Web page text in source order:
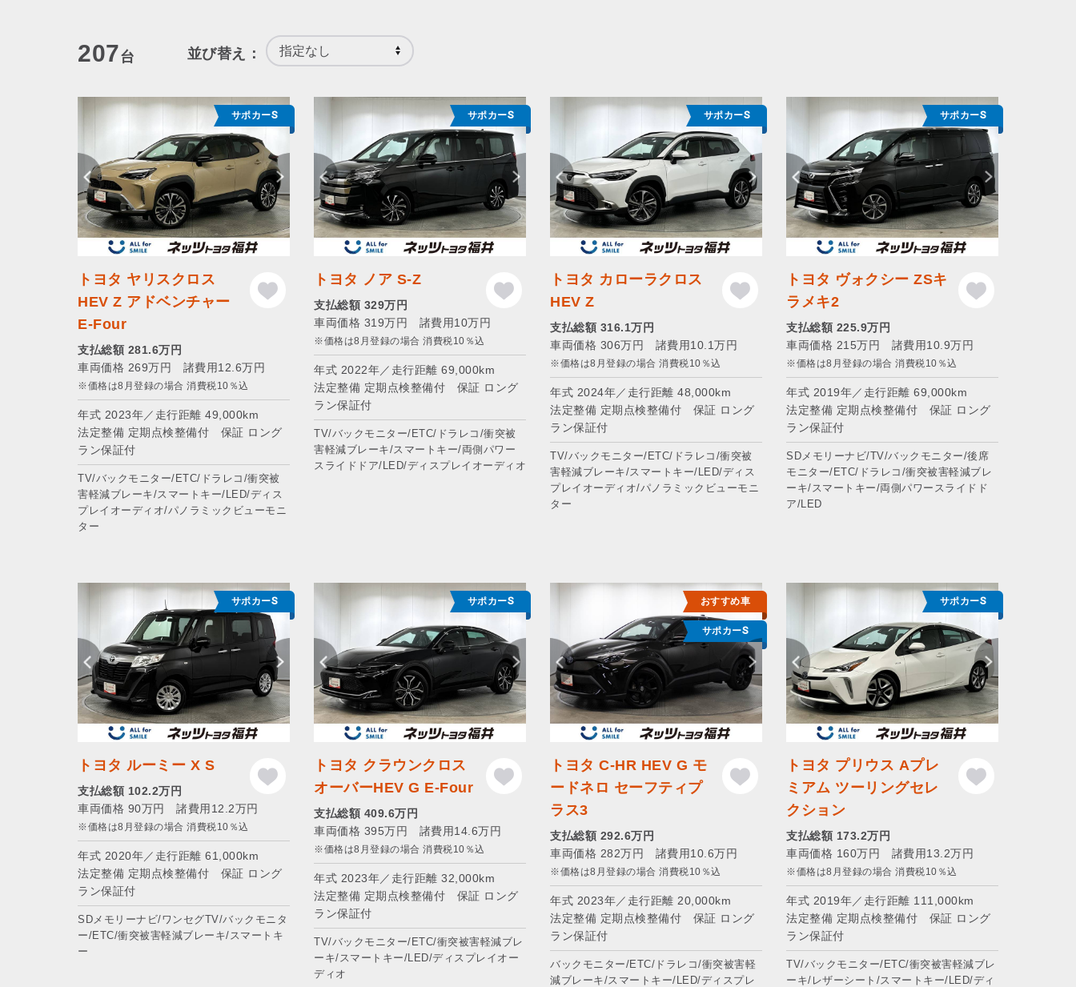
207台 並び替え：
サポカーS
トヨタ ヤリスクロス
HEV Z アドベンチャー
E-Four
支払総額 281.6万円
車両価格 269万円 諸費用12.6万円
※価格は8月登録の場合 消費税10％込
年式 2023年／走行距離 49,000km
法定整備 定期点検整備付 保証 ロング
ラン保証付
TV/バックモニター/ETC/ドラレコ/衝突被
害軽減ブレーキ/スマートキー/LED/ディス
プレイオーディオ/パノラミックビューモニ
ター
サポカーS
トヨタ ノア S-Z
支払総額 329万円
車両価格 319万円 諸費用10万円
※価格は8月登録の場合 消費税10％込
年式 2022年／走行距離 69,000km
法定整備 定期点検整備付 保証 ロング
ラン保証付
TV/バックモニター/ETC/ドラレコ/衝突被
害軽減ブレーキ/スマートキー/両側パワー
スライドドア/LED/ディスプレイオーディオ
サポカーS
トヨタ カローラクロス
HEV Z
支払総額 316.1万円
車両価格 306万円 諸費用10.1万円
※価格は8月登録の場合 消費税10％込
年式 2024年／走行距離 48,000km
法定整備 定期点検整備付 保証 ロング
ラン保証付
TV/バックモニター/ETC/ドラレコ/衝突被
害軽減ブレーキ/スマートキー/LED/ディス
プレイオーディオ/パノラミックビューモニ
ター
サポカーS
トヨタ ヴォクシー ZSキ
ラメキ2
支払総額 225.9万円
車両価格 215万円 諸費用10.9万円
※価格は8月登録の場合 消費税10％込
年式 2019年／走行距離 69,000km
法定整備 定期点検整備付 保証 ロング
ラン保証付
SDメモリーナビ/TV/バックモニター/後席
モニター/ETC/ドラレコ/衝突被害軽減ブレ
ーキ/スマートキー/両側パワースライドド
ア/LED
サポカーS
トヨタ ルーミー X S
支払総額 102.2万円
車両価格 90万円 諸費用12.2万円
※価格は8月登録の場合 消費税10％込
年式 2020年／走行距離 61,000km
法定整備 定期点検整備付 保証 ロング
ラン保証付
SDメモリーナビ/ワンセグTV/バックモニタ
ー/ETC/衝突被害軽減ブレーキ/スマートキ
ー
サポカーS
トヨタ クラウンクロス
オーバーHEV G E-Four
支払総額 409.6万円
車両価格 395万円 諸費用14.6万円
※価格は8月登録の場合 消費税10％込
年式 2023年／走行距離 32,000km
法定整備 定期点検整備付 保証 ロング
ラン保証付
TV/バックモニター/ETC/衝突被害軽減ブレ
ーキ/スマートキー/LED/ディスプレイオー
ディオ
おすすめ車
サポカーS
トヨタ C-HR HEV G モ
ードネロ セーフティプ
ラス3
支払総額 292.6万円
車両価格 282万円 諸費用10.6万円
※価格は8月登録の場合 消費税10％込
年式 2023年／走行距離 20,000km
法定整備 定期点検整備付 保証 ロング
ラン保証付
バックモニター/ETC/ドラレコ/衝突被害軽
減ブレーキ/スマートキー/LED/ディスプレ
サポカーS
トヨタ プリウス Aプレ
ミアム ツーリングセレ
クション
支払総額 173.2万円
車両価格 160万円 諸費用13.2万円
※価格は8月登録の場合 消費税10％込
年式 2019年／走行距離 111,000km
法定整備 定期点検整備付 保証 ロング
ラン保証付
TV/バックモニター/ETC/衝突被害軽減ブレ
ーキ/レザーシート/スマートキー/LED/ディ